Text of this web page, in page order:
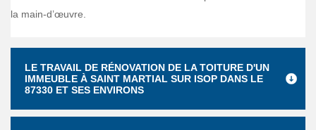
la main-d’œuvre.
LE TRAVAIL DE RÉNOVATION DE LA TOITURE D'UN
IMMEUBLE À SAINT MARTIAL SUR ISOP DANS LE
87330 ET SES ENVIRONS